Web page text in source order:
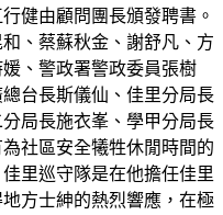
健由顧問團長頒發聘書。
、蔡蘇秋金、謝舒凡、方
、警政署警政委員張樹
台長斯儀仙、佳里分局長
局長施衣峯、學甲分局長
社區安全犧牲休閒時間的
里巡守隊是在他擔任佳里
方士紳的熱烈響應，在極